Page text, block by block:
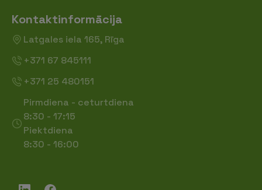
Kontaktinformācija
Latgales iela 165, Rīga
+371 67 845111
+371 25 480151
Pirmdiena - ceturtdiena
8:30 - 17:15
Piektdiena
8:30 - 16:00